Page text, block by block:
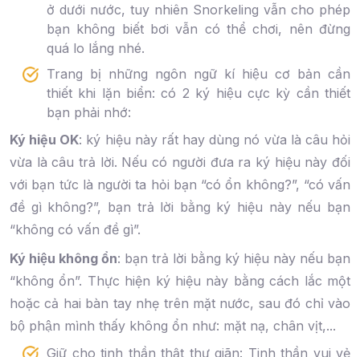
ở dưới nước, tuy nhiên Snorkeling vẫn cho phép
bạn không biết bơi vẫn có thể chơi, nên đừng
quá lo lắng nhé.
Trang bị những ngôn ngữ kí hiệu cơ bản cần
thiết khi lặn biển: có 2 ký hiệu cực kỳ cần thiết
bạn phải nhớ:
Ký hiệu OK: ký hiệu này rất hay dùng nó vừa là câu hỏi
vừa là câu trả lời. Nếu có người đưa ra ký hiệu này đối
với bạn tức là người ta hỏi bạn “có ổn không?”, “có vấn
đề gì không?”, bạn trả lời bằng ký hiệu này nếu bạn
“không có vấn đề gì”.
Ký hiệu không ổn: bạn trả lời bằng ký hiệu này nếu bạn
“không ổn”. Thực hiện ký hiệu này bằng cách lắc một
hoặc cả hai bàn tay nhẹ trên mặt nước, sau đó chỉ vào
bộ phận mình thấy không ổn như: mặt nạ, chân vịt,...
Giữ cho tinh thần thật thư giãn: Tinh thần vui vẻ